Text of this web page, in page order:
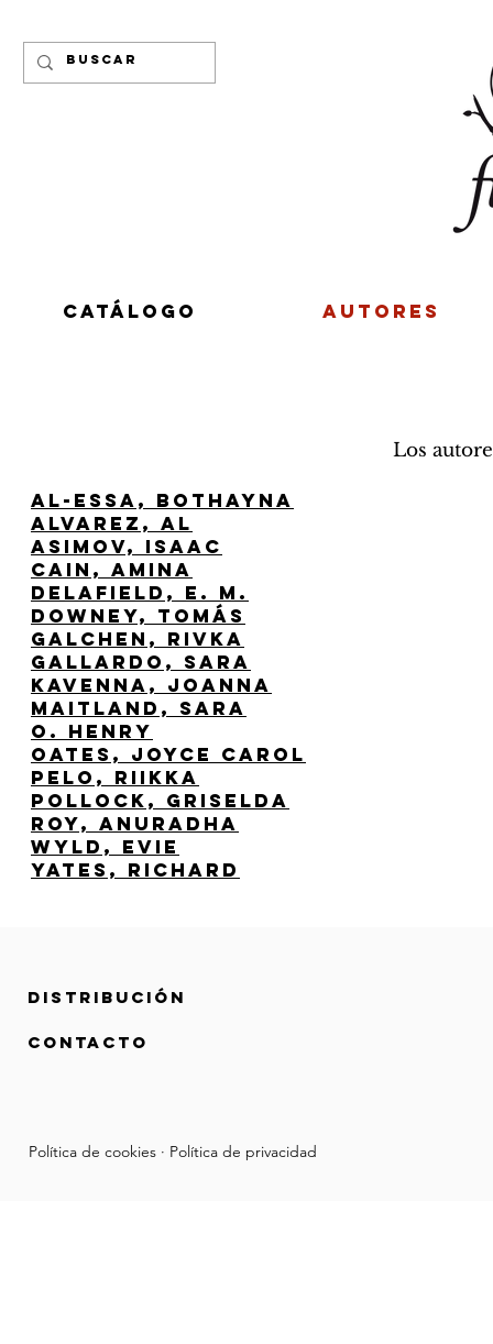
CATÁLOGO AUTORES
Los
Al-Essa, Bothayna
Alvarez, Al
Asimov, Isaac
Cain, Amina
delafield, e. m.
Downey, Tomás
Galchen, Rivka
Gallardo, Sara
Kavenna, Joanna
Maitland, Sara
O. Henry
Oates, Joyce Carol
Pelo, Riikka
Pollock, Griselda
Roy, Anuradha
Wyld, Evie
Yates, Richard
Distribución
contacto
Política de cookies · Política de privacidad